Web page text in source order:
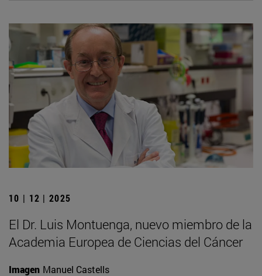
10 | 12 | 2025
El Dr. Luis Montuenga, nuevo miembro de la
Academia Europea de Ciencias del Cáncer
Imagen Manuel Castells